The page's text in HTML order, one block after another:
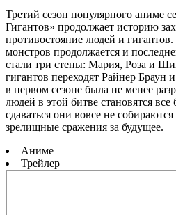
Третий сезон популярного аниме
Гигантов» продолжает историю
противостояние людей и
монстров продолжается и
стали три стены: Мария, Роза и
гигантов переходят Райнер Браун
в первом сезоне была не менее
людей в этой битве становятся
сдаваться они вовсе не
зрелищные сражения за будущее.
Аниме
Трейлер